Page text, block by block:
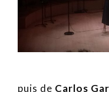
puis de Carlos